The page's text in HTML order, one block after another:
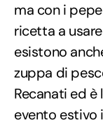
ma con i
ricetta a
esistono
zuppa di
Recanati ed è
evento estivo